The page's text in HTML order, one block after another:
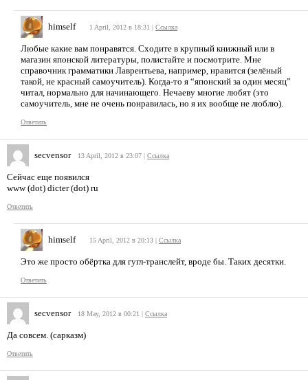
himself 1 April, 2012 в 18:31 | Ссылка
Любые какие вам понравятся. Сходите в крупный книжный или в
магазин японской литературы, полистайте и посмотрите. Мне
справочник грамматики Лаврентьева, например, нравится (зелёный
такой, не красный самоучитель). Когда-то я “японский за один месяц”
читал, нормально для начинающего. Нечаеву многие любят (это
самоучитель, мне не очень понравилась, но я их вообще не люблю).
Ответить
secvensor 13 April, 2012 в 23:07 | Ссылка
Сейчас еще появился
www (dot) dicter (dot) ru
Ответить
himself 15 April, 2012 в 20:13 | Ссылка
Это же просто обёртка для гугл-транслейт, вроде бы. Таких десятки.
Ответить
secvensor 18 May, 2012 в 00:21 | Ссылка
Да совсем. (сарказм)
Ответить